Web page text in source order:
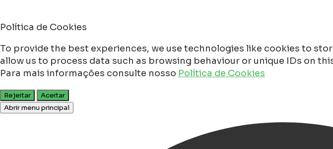
Política de Cookies
To provide the best experiences, we use technologies like cookies to
allow us to process data such as browsing behaviour or unique IDs on
Para mais informações consulte nosso Política de Cookies
Rejeitar
Aceitar
Abrir menu principal